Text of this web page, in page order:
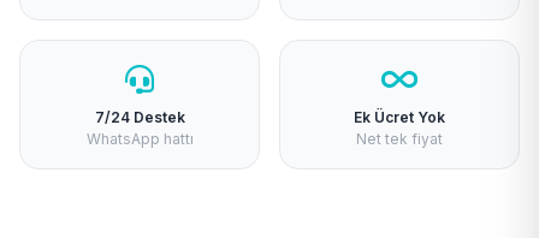
7/24 Destek
WhatsApp hattı
Ek Ücret Yok
Net tek fiyat